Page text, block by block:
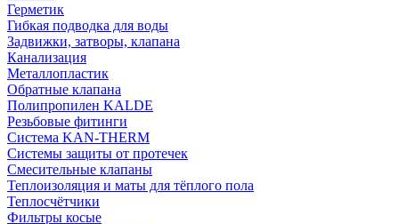
Герметик
Гибкая подводка для воды
Задвижки, затворы, клапана
Канализация
Металлопластик
Обратные клапана
Полипропилен KALDE
Резьбовые фитинги
Система KAN-THERM
Системы защиты от протечек
Смесительные клапаны
Теплоизоляция и маты для тёплого пола
Теплосчётчики
Фильтры косые